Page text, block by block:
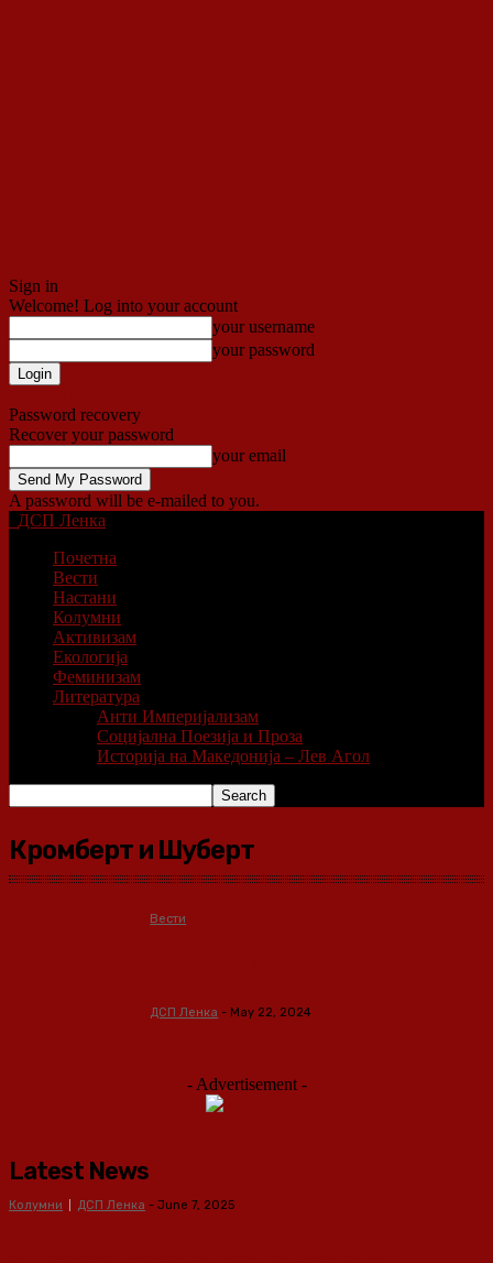
Sign in
Welcome! Log into your account
your username
your password
Password recovery
Recover your password
your email
A password will be e-mailed to you.
ДСП Ленка
Почетна
Вести
Настани
Колумни
Активизам
Екологија
Феминизам
Литература
Анти Империјализам
Социјална Поезија и Проза
Историја на Македонија – Лев Агол
Кромберт и Шуберт
Вести
ДСП Ленка - May 22, 2024
- Advertisement -
Latest News
Колумни ДСП Ленка - June 7, 2025